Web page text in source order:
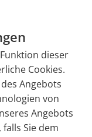
zu
und
dieser
Cookies.
Angebots
von
Angebots
Sie dem